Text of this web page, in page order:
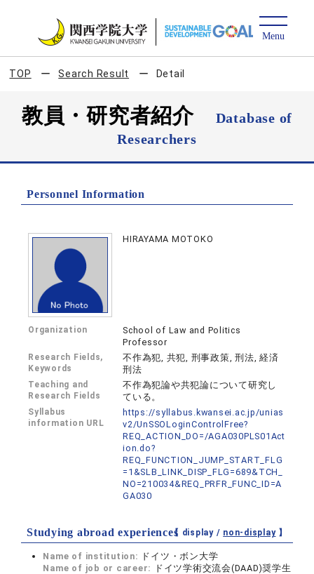
TOP Search Result Detail
教員・研究者紹介
Database of
Researchers
Personnel Information
HIRAYAMA MOTOKO
Organization
School of Law and Politics
Professor
Research Fields,
Keywords
不作為犯, 共犯, 刑事政策, 刑法, 経済
刑法
Teaching and
Research Fields
不作為犯論や共犯論について研究し
ている。
Syllabus
information URL
https://syllabus.kwansei.ac.jp/unias
v2/UnSSOLoginControlFree?
REQ_ACTION_DO=/AGA030PLS01Act
ion.do?
REQ_FUNCTION_JUMP_START_FLG
=1&SLB_LINK_DISP_FLG=689&TCH_
NO=210034&REQ_PRFR_FUNC_ID=A
GA030
Studying abroad experiences【 display / non-display】
Name of institution: ドイツ・ボン大学
Name of job or career:
ドイツ学術交流会(DAAD)奨学生